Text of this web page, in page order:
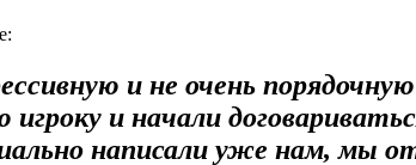
и не очень
игроку и начали
написали уже нам, мы